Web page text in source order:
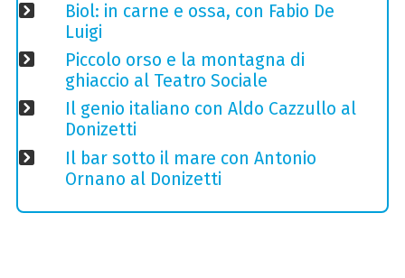
Biol: in carne e ossa, con Fabio De
Luigi
Piccolo orso e la montagna di
ghiaccio al Teatro Sociale
Il genio italiano con Aldo Cazzullo al
Donizetti
Il bar sotto il mare con Antonio
Ornano al Donizetti